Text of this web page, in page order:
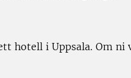
hotell i Uppsala. Om ni